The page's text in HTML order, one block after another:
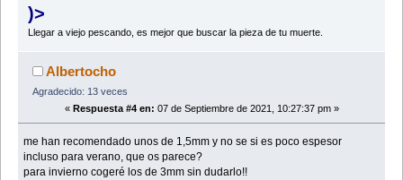
)>
Llegar a viejo pescando, es mejor que buscar la pieza de tu muerte.
Albertocho
Agradecido: 13 veces
« Respuesta #4 en: 07 de Septiembre de 2021, 10:27:37 pm »
me han recomendado unos de 1,5mm y no se si es poco espesor
incluso para verano, que os parece?
para invierno cogeré los de 3mm sin dudarlo!!